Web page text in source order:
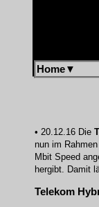
Home▼
• 20.12.16 Die
nun im
Mbit Speed
hergibt. Damit
Telekom